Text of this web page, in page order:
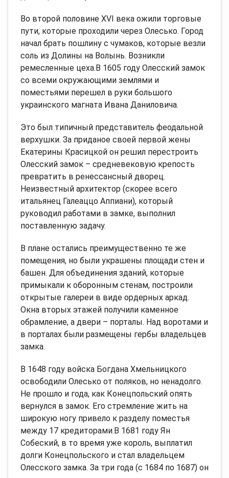
Во второй половине XVI века ожили торговые
пути, которые проходили через Олесько. Город
начал брать пошлину с чумаков, которые везли
соль из Долины на Волынь. Возникли
ремесленные цеха.В 1605 году Олесский замок
со всеми окружающими землями и
поместьями перешел в руки большого
украинского магната Ивана Даниловича.
Это был типичный представитель феодальной
верхушки. За приданое своей первой жены
Екатерины Красицкой он решил перестроить
Олесский замок – средневековую крепость
превратить в ренессансный дворец.
Неизвестный архитектор (скорее всего
итальянец Галеаццо Аппиани), который
руководил работами в замке, выполнил
поставленную задачу.
В плане остались преимущественно те же
помещения, но были украшены площади стен и
башен. Для объединения зданий, которые
примыкали к оборонным стенам, построили
открытые галереи в виде ордерных аркад.
Окна вторых этажей получили каменное
обрамление, а двери – порталы. Над воротами и
в порталах были размещены гербы владельцев
замка.
В 1648 году войска Богдана Хмельницкого
освободили Олесько от поляков, но ненадолго.
Не прошло и года, как Конецпольский опять
вернулся в замок. Его стремление жить на
широкую ногу привело к разделу поместья
между 17 кредиторами.В 1681 году Ян
Собеский, в то время уже король, выплатил
долги Конецпольского и стал владельцем
Олесского замка. За три года (с 1684 по 1687) он